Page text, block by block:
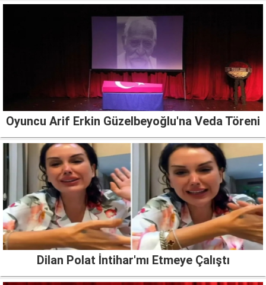
Oyuncu Arif Erkin Güzelbeyoğlu'na Veda Töreni
Dilan Polat İntihar'mı Etmeye Çalıştı